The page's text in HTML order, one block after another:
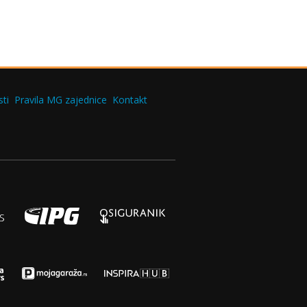
Pravila MG zajednice Kontakt